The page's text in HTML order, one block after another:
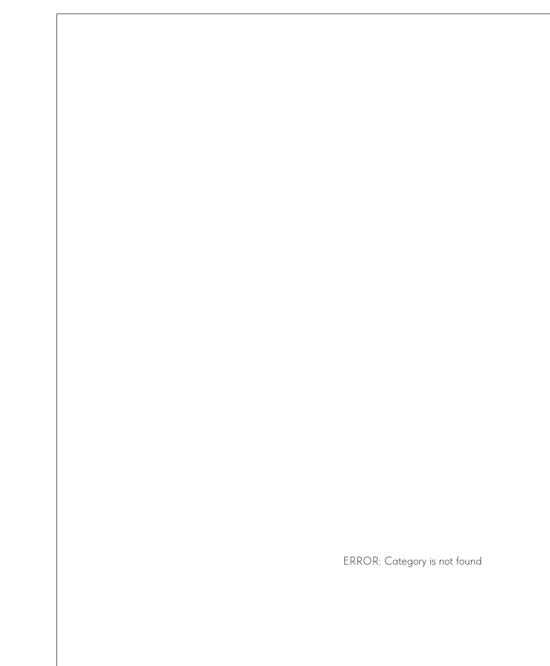
ERROR: Category is not found